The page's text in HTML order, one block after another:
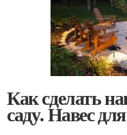
Как сделать
саду. Навес